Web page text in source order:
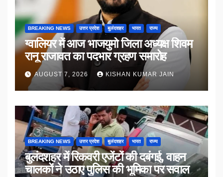
BREAKING NEWS उत्तर प्रदेश बुलंदशहर भारत राज्य
ग्वालियर में आज भाजयुमो जिला अध्यक्ष शिवम
रानू राजावत का पदभार ग्रहण समारोह
AUGUST 7, 2026 KISHAN KUMAR JAIN
BREAKING NEWS उत्तर प्रदेश बुलंदशहर भारत राज्य
बुलंदशहर में रिकवरी एजेंटों की दबंगई, वाहन
चालकों ने उठाए पुलिस की भूमिका पर सवाल